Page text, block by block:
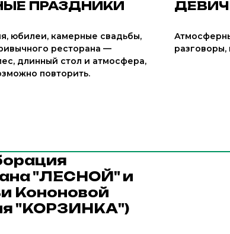
ПРАЗДНИКИ
юбилеи, камерные свадьбы,
ресторана —
длинный стол и атмосфера,
повторить.
"ЛЕСНОЙ" и
Кононовой
"КОРЗИНКА")